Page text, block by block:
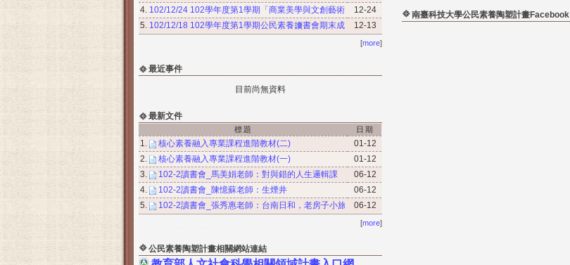
4. 102/12/24 102學年度第1學期「商業美學與文創藝術」課程成果發表會暨成果展
12-24
5. 102/12/18 102學年度第1學期公民素養讀書會期末成果分享會
12-13
[more]
最近事件
目前尚無資料
最新文件
標題 日期
1. 核心素養融入專業課程進階教材(二)
01-12
2.
核心素養融入專業課程進階教材(一)
01-12
3.
102-2讀書會_馬美娟老師：對與錯的人生邏輯課
06-12
4.
102-2讀書會_陳憶蘇老師：生煙井
06-12
5.
102-2讀書會_張秀惠老師：台南日和，老房子小旅行06-12
[more]
公民素養陶塑計畫相關網站連結
南臺科技大學公民素養陶塑計畫Facebook